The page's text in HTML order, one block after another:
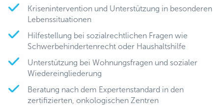
Krisenintervention und Unterstützung in besonderen
Lebenssituationen
Hilfestellung bei sozialrechtlichen Fragen wie
Schwerbehindertenrecht oder Haushaltshilfe
Unterstützung bei Wohnungsfragen und sozialer
Wiedereingliederung
Beratung nach dem Expertenstandard in den
zertifizierten, onkologischen Zentren